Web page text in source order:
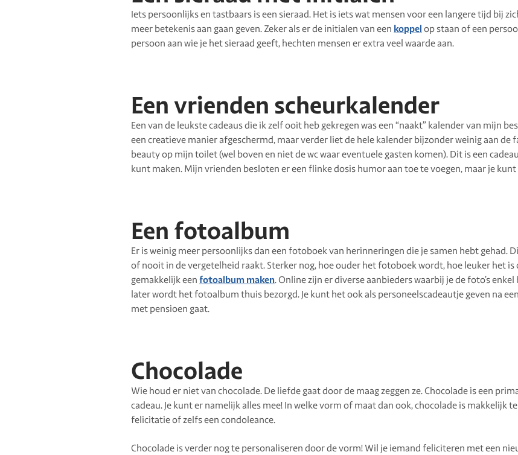
Iets persoonlijks en tastbaars is een sieraad. Het is iets wat mensen voor een langere tijd bij
meer betekenis aan gaan geven. Zeker als er de initialen van een koppel op staan of een
persoon aan wie je het sieraad geeft, hechten mensen er extra veel waarde aan.
Een vrienden scheurkalender
Een van de leukste cadeaus die ik zelf ooit heb gekregen was een “naakt” kalender van mijn
een creatieve manier afgeschermd, maar verder liet de hele kalender bijzonder weinig aan de
beauty op mijn toilet (wel boven en niet de wc waar eventuele gasten komen). Dit is een
kunt maken. Mijn vrienden besloten er een flinke dosis humor aan toe te voegen, maar je
Een fotoalbum
Er is weinig meer persoonlijks dan een fotoboek van herinneringen die je samen hebt gehad.
of nooit in de vergetelheid raakt. Sterker nog, hoe ouder het fotoboek wordt, hoe leuker het is
gemakkelijk een fotoalbum maken. Online zijn er diverse aanbieders waarbij je de foto’s
later wordt het fotoalbum thuis bezorgd. Je kunt het ook als personeelscadeautje geven na
met pensioen gaat.
Chocolade
Wie houd er niet van chocolade. De liefde gaat door de maag zeggen ze. Chocolade is een
cadeau. Je kunt er namelijk alles mee! In welke vorm of maat dan ook, chocolade is makkelijk
felicitatie of zelfs een condoleance.
Chocolade is verder nog te personaliseren door de vorm! Wil je iemand feliciteren met een